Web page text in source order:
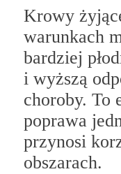
Krowy
warunkach
bardziej
i wyższą
choroby. To
poprawa
przynosi
obszarach.